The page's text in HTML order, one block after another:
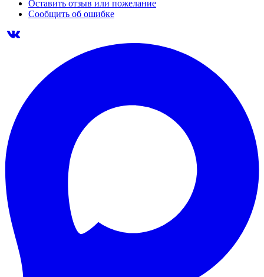
Оставить отзыв или пожелание
Сообщить об ошибке